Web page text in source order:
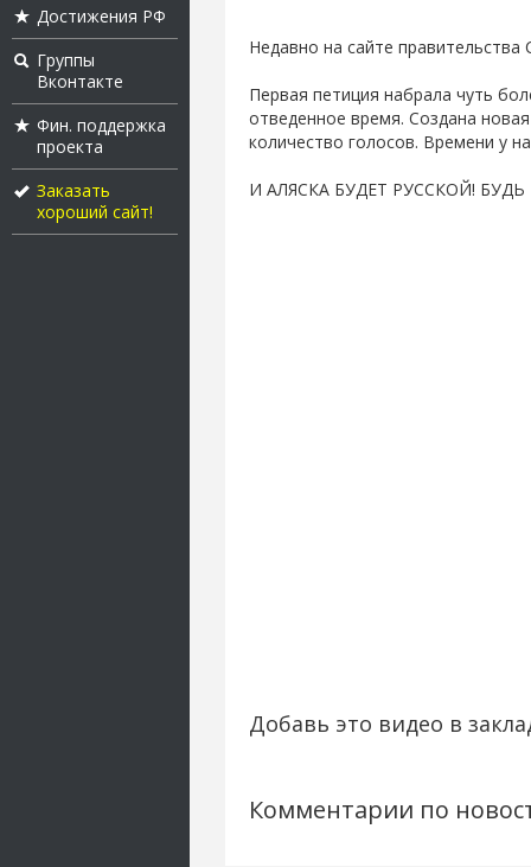
Достижения РФ
Группы
Вконтакте
Фин. поддержка
проекта
Заказать
хороший сайт!
Недавно на сайте
Первая петиция набрала чуть
отведенное время. Создана
количество голосов. Времени у
И АЛЯСКА БУДЕТ РУССКОЙ!
Добавь это видео в
Комментарии по